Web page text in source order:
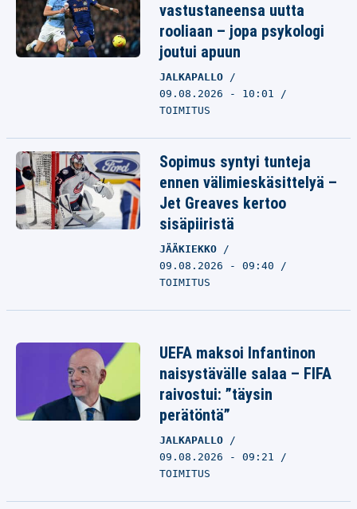
vastustaneensa uutta
rooliaan – jopa psykologi
joutui apuun
JALKAPALLO
09.08.2026 - 10:01
TOIMITUS
Sopimus syntyi tunteja
ennen välimieskäsittelyä –
Jet Greaves kertoo
sisäpiiristä
JÄÄKIEKKO
09.08.2026 - 09:40
TOIMITUS
UEFA maksoi Infantinon
naisystävälle salaa – FIFA
raivostui: ”täysin
perätöntä”
JALKAPALLO
09.08.2026 - 09:21
TOIMITUS